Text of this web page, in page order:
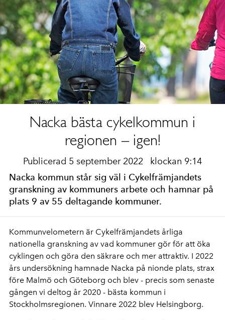
Nacka bästa cykelkommun i
regionen – igen!
Publicerad 5 september 2022 klockan 9:14
Nacka kommun står sig väl i Cykelfrämjandets
granskning av kommuners arbete och hamnar på
plats 9 av 55 deltagande kommuner.
Kommunvelometern är Cykelfrämjandets årliga
nationella granskning av vad kommuner gör för att öka
cyklingen och göra den säkrare och mer attraktiv. I 2022
års undersökning hamnade Nacka på nionde plats, strax
före Malmö och Göteborg och blev - precis som senaste
gången vi deltog år 2020 - bästa kommun i
Stockholmsregionen. Vinnare 2022 blev Helsingborg.